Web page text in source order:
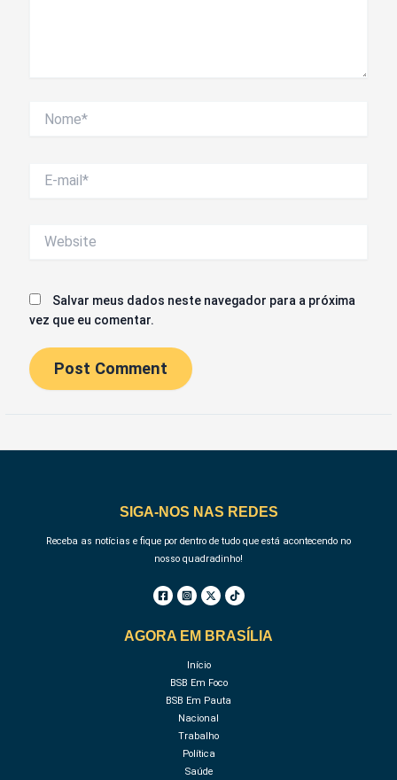
mail*
Salvar meus dados neste navegador para a próxima
vez que eu comentar.
SIGA-NOS NAS REDES
Receba as notícias e fique por dentro de tudo que está acontecendo no
nosso quadradinho!
AGORA EM BRASÍLIA
Início
BSB Em Foco
BSB Em Pauta
Nacional
Trabalho
Política
Saúde